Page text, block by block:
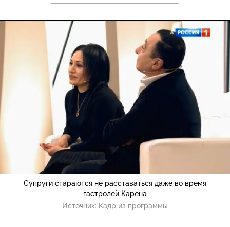
Супруги стараются не расставаться даже во время
гастролей Карена
Источник: Кадр из программы